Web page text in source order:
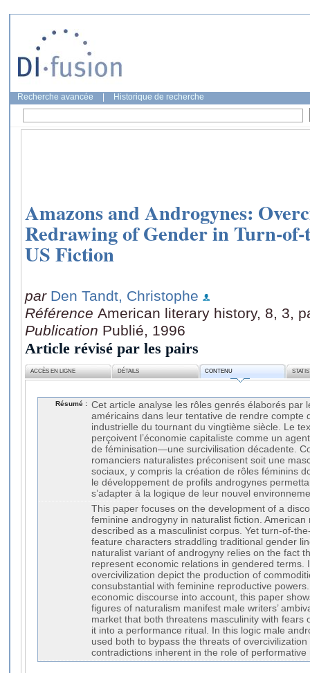
Recherche avancée Historique de recherche
Amazons and Androgynes:
Redrawing of Gender in Turn-
US Fiction
par Den Tandt, Christophe
Référence American literary history, 8, 3,
Publication Publié, 1996
Article révisé par les pairs
ACCÈS EN LIGNE DÉTAILS CONTENU
Résumé : Cet article analyse les rôles genrés élaborés par
américains dans leur tentative de rendre compte
industrielle du tournant du vingtième siècle. Le
perçoivent l’économie capitaliste comme un
de féminisation—une surcivilisation décadente.
romanciers naturalistes préconisent soit une
sociaux, y compris la création de rôles féminins
le développement de profils androgynes
s’adapter à la logique de leur nouvel
This paper focuses on the development of a
feminine androgyny in naturalist fiction.
described as a masculinist corpus. Yet turn-of-
feature characters straddling traditional gender
naturalist variant of androgyny relies on the fact
represent economic relations in gendered terms.
overcivilization depict the production of
consubstantial with feminine reproductive
economic discourse into account, this paper
figures of naturalism manifest male writers’
market that both threatens masculinity with fears
it into a performance ritual. In this logic male
used both to bypass the threats of
contradictions inherent in the role of performative